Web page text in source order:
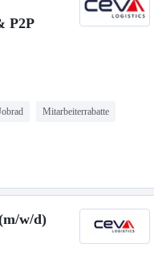
P2P
Mitarbeiterrabatte
w/d)